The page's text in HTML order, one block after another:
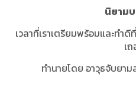
นิยาม
เวลาที่เราเตรียมพร้อมและทำ
เถ
ทำนายโดย อาวุธจับยา